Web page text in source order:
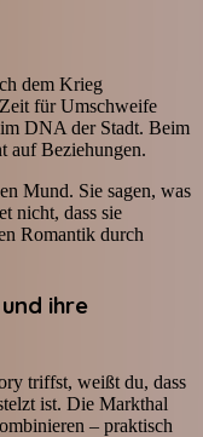
dem Krieg
für Umschweife
DNA der Stadt. Beim
auf Beziehungen.
Mund. Sie sagen, was
nicht, dass sie
Romantik durch
ihre
triffst, weißt du, dass
ist. Die Markthal
– praktisch